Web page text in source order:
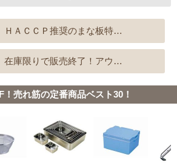
ＨＡＣＣＰ推奨のまな板特…
在庫限りで販売終了！アウ…
！売れ筋の定番商品ベスト30！